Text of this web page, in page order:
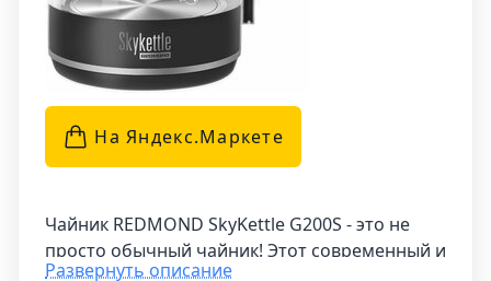
На Яндекс.Маркетe
Чайник REDMOND SkyKettle G200S - это не
просто обычный чайник! Этот современный и
Развернуть описание